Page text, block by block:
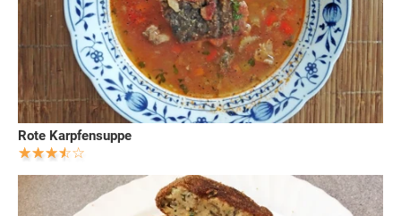
Rote Karpfensuppe